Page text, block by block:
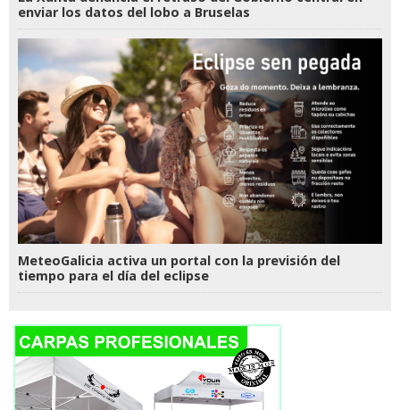
enviar los datos del lobo a Bruselas
MeteoGalicia activa un portal con la previsión del
tiempo para el día del eclipse